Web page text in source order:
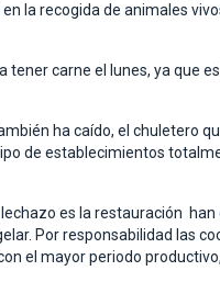
la recogida de animales
carne el lunes, ya que
ha caído, el chuletero
de establecimientos
es la restauración han
Por responsabilidad las
el mayor periodo